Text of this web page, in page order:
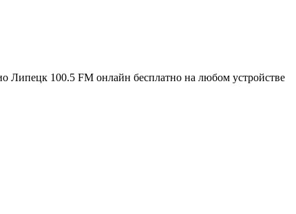
Липецк 100.5 FM онлайн бесплатно на любом устройстве